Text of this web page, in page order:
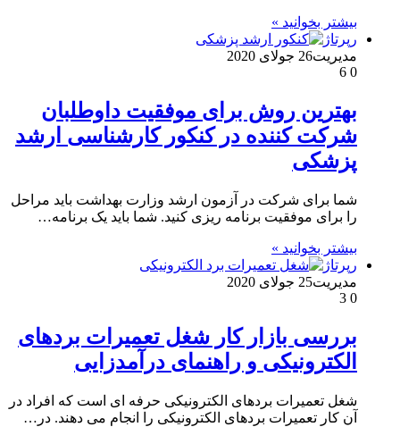
بیشتر بخوانید »
رپرتاژ
مدیریت26 جولای 2020
0
بهترین روش برای موفقیت داوطلبان
شرکت کننده در کنکور کارشناسی ارشد
پزشکی
شما برای شرکت در آزمون ارشد وزارت بهداشت باید مراحل
را برای موفقیت برنامه ریزی کنید. شما باید یک برنامه…
بیشتر بخوانید »
رپرتاژ
مدیریت25 جولای 2020
0
بررسی بازار کار شغل تعمیرات بردهای
الکترونیکی و راهنمای درآمدزایی
شغل تعمیرات بردهای الکترونیکی حرفه ای است که افراد در
آن کار تعمیرات بردهای الکترونیکی را انجام می دهند. در…